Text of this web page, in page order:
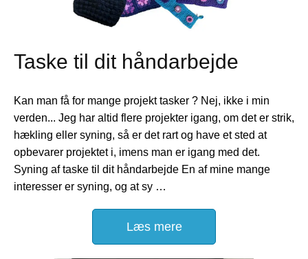
Taske til dit håndarbejde
Kan man få for mange projekt tasker ? Nej, ikke i min
verden... Jeg har altid flere projekter igang, om det er strik,
hækling eller syning, så er det rart og have et sted at
opbevarer projektet i, imens man er igang med det.
Syning af taske til dit håndarbejde En af mine mange
interesser er syning, og at sy …
Læs mere